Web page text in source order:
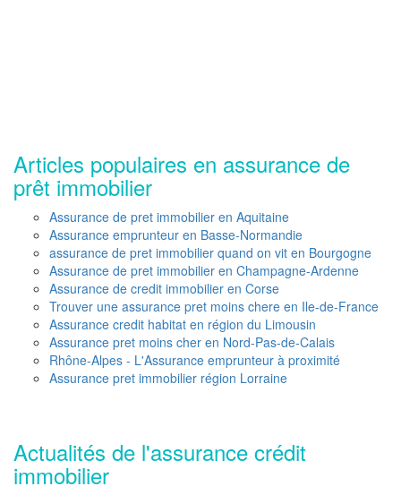
Articles populaires en assurance de
prêt immobilier
Assurance de pret immobilier en Aquitaine
Assurance emprunteur en Basse-Normandie
assurance de pret immobilier quand on vit en Bourgogne
Assurance de pret immobilier en Champagne-Ardenne
Assurance de credit immobilier en Corse
Trouver une assurance pret moins chere en Ile-de-France
Assurance credit habitat en région du Limousin
Assurance pret moins cher en Nord-Pas-de-Calais
Rhône-Alpes - L'Assurance emprunteur à proximité
Assurance pret immobilier région Lorraine
Actualités de l'assurance crédit
immobilier